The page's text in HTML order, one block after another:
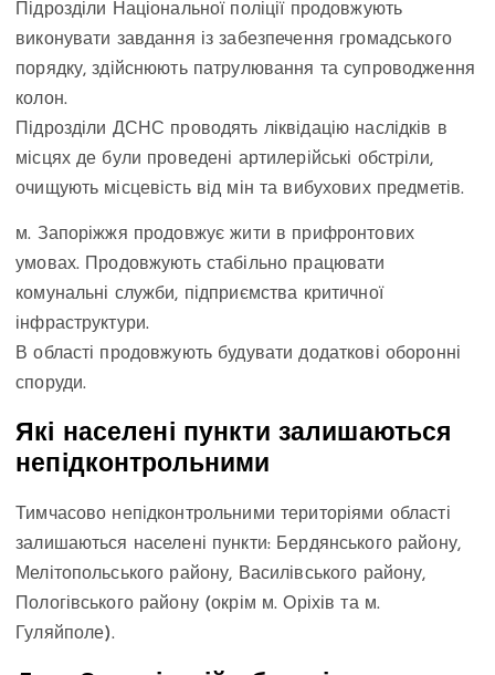
Підрозділи Національної поліції продовжують
виконувати завдання із забезпечення громадського
порядку, здійснюють патрулювання та супроводження
колон.
Підрозділи ДСНС проводять ліквідацію наслідків в
місцях де були проведені артилерійські обстріли,
очищують місцевість від мін та вибухових предметів.
м. Запоріжжя продовжує жити в прифронтових
умовах. Продовжують стабільно працювати
комунальні служби, підприємства критичної
інфраструктури.
В області продовжують будувати додаткові оборонні
споруди.
Які населені пункти залишаються
непідконтрольними
Тимчасово непідконтрольними територіями області
залишаються населені пункти: Бердянського району,
Мелітопольського району, Василівського району,
Пологівського району (окрім м. Оріхів та м.
Гуляйполе).